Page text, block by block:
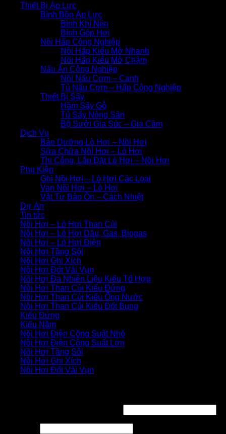
Thiết Bị Áp Lực
Bình Bồn Áp Lực
Bình Khí Nén
Bình Góp Hơi
Nồi Hấp Công Nghiệp
Nồi Hấp Kiểu Mở Nhanh
Nồi Hấp Kiểu Mở Chậm
Nấu Ăn Công Nghiệp
Nồi Nấu Cơm – Canh
Tủ Nấu Cơm – Hấp Công Nghiệp
Thiết Bị Sấy
Hầm Sấy Gỗ
Tủ Sấy Nông Sản
Bộ Sưởi Gia Súc – Gia Cầm
Dịch Vụ
Bảo Dưỡng Lò Hơi – Nồi Hơi
Sữa Chữa Nồi Hơi – Lò Hơi
Thi Công, Lắp Đặt Lò Hơi – Nồi Hơi
Phụ Kiện
Ghi Nồi Hơi – Lò Hơi Các Loại
Van Nồi Hơi – Lò Hơi
Vật Tư Bảo Ôn – Cách Nhiệt
Dự Án
Tin tức
Nồi Hơi – Lò Hơi Than Củi
Nồi Hơi – Lò Hơi Dầu, Gas, Biogas
Nồi Hơi – Lò Hơi Điện
Nồi Hơi Tầng Sôi
Nồi Hơi Ghi Xích
Nồi Hơi Đốt Vải Vụn
Nồi Hơi Đa Nhiên Liệu Kiểu Tổ Hợp
Nồi Hơi Than Củi Kiểu Đứng
Nồi Hơi Than Củi Kiểu Ống Nước
Nồi Hơi Than Củi Kiểu Đốt Bụng
Kiểu Đứng
Kiểu Nằm
Nồi Hơi Điện Công Suất Nhỏ
Nồi Hơi Điện Công Suất Lớn
Nồi Hơi Tầng Sôi
Nồi Hơi Ghi Xích
Nồi Hơi Đốt Vải Vụn